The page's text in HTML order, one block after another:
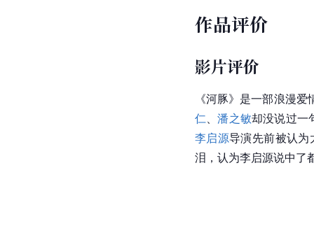
作品评价
影片评价
《河豚》是一部浪漫
仁、潘之敏却没说过一
李启源导演先前被认为
泪，认为李启源说中了